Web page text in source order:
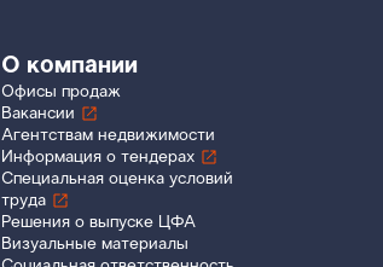
О компании
Офисы продаж
Вакансии
Агентствам недвижимости
Информация о тендерах
Специальная оценка условий
труда
Решения о выпуске ЦФА
Визуальные материалы